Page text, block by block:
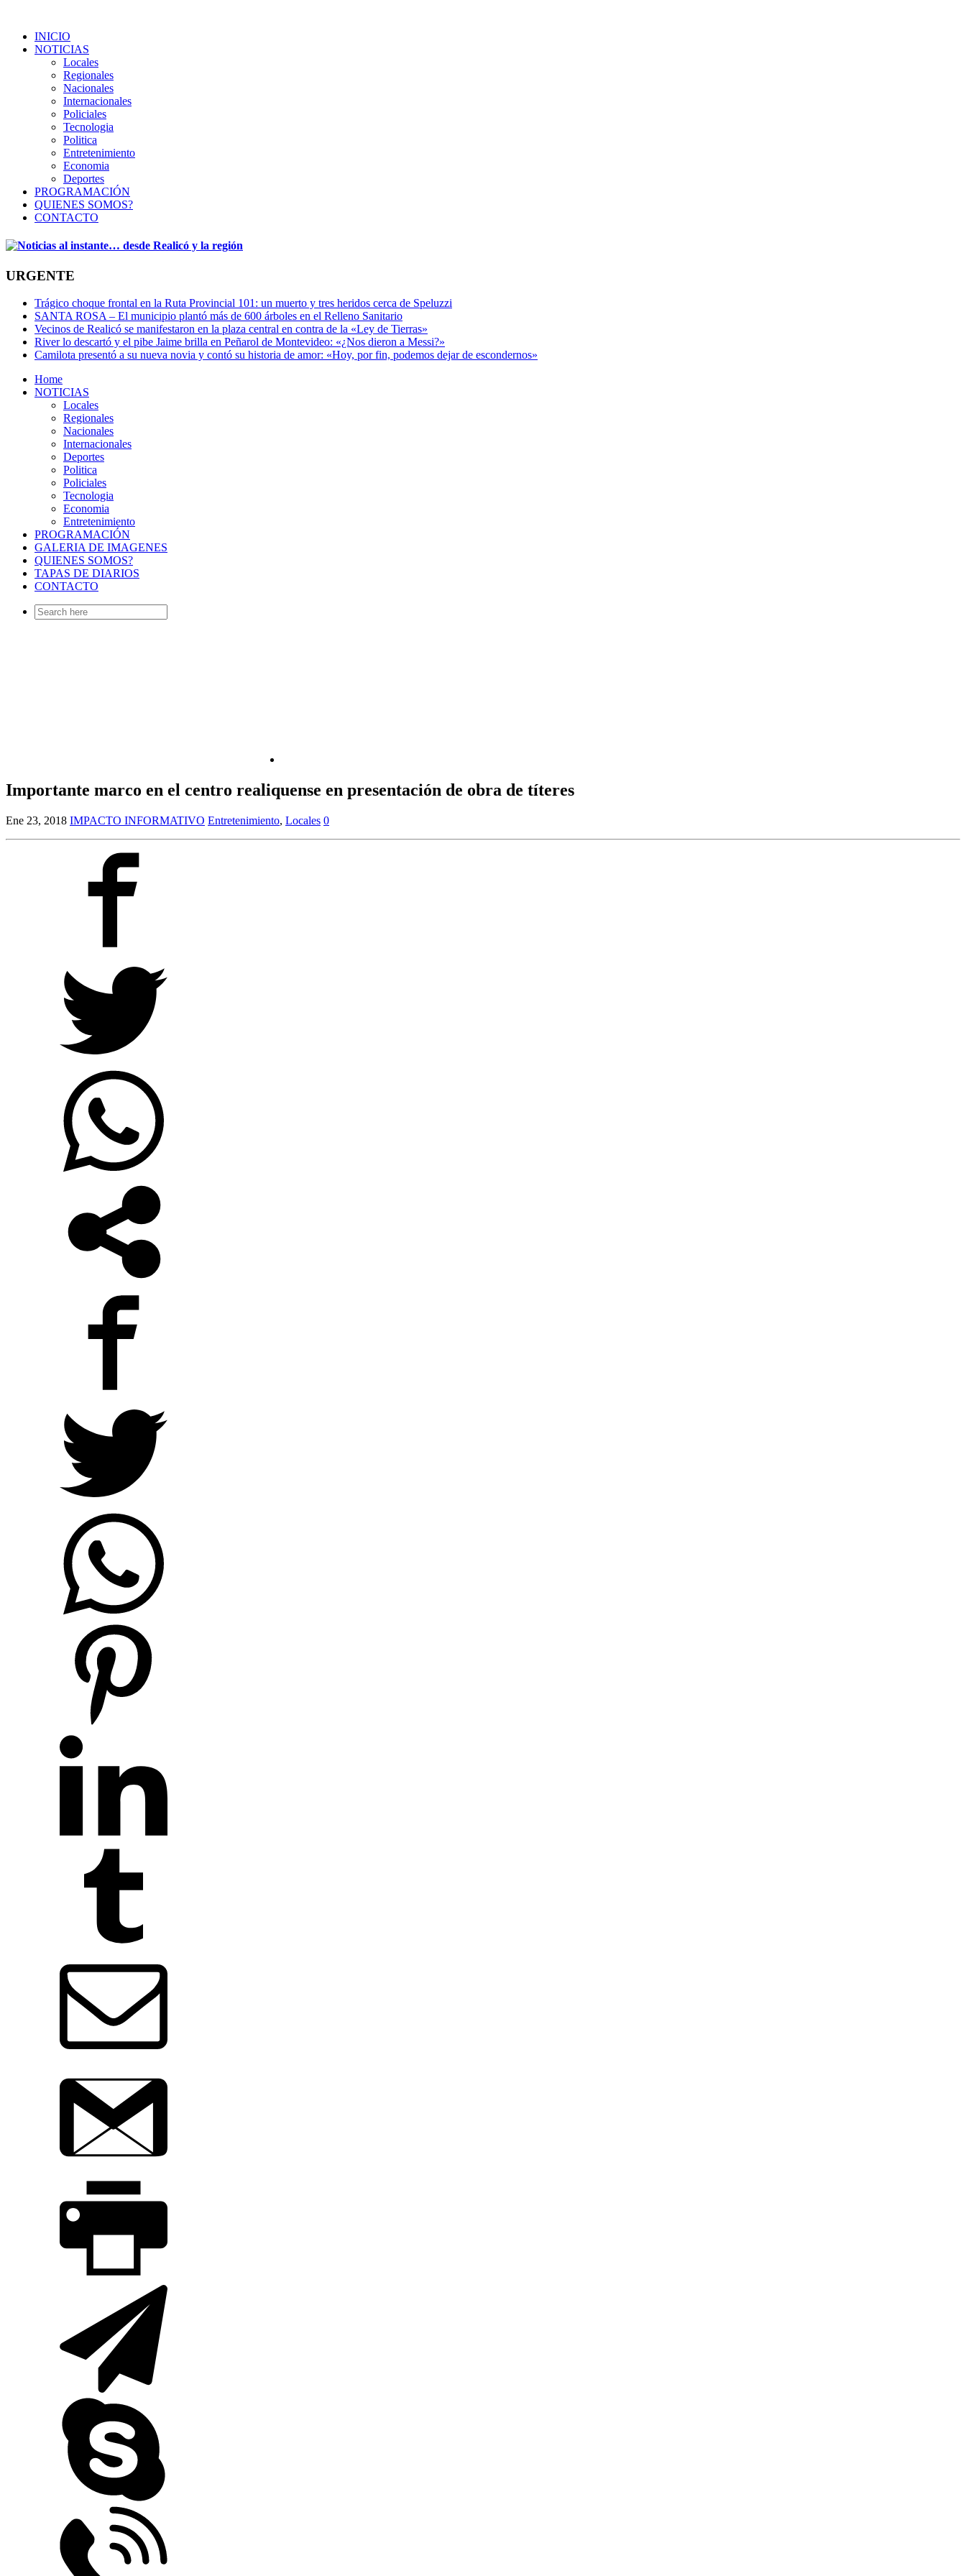
INICIO
NOTICIAS
Locales
Regionales
Nacionales
Internacionales
Policiales
Tecnologia
Politica
Entretenimiento
Economia
Deportes
PROGRAMACIÓN
QUIENES SOMOS?
CONTACTO
URGENTE
Trágico choque frontal en la Ruta Provincial 101: un muerto y tres heridos cerca de Speluzzi
SANTA ROSA – El municipio plantó más de 600 árboles en el Relleno Sanitario
Vecinos de Realicó se manifestaron en la plaza central en contra de la «Ley de Tierras»
River lo descartó y el pibe Jaime brilla en Peñarol de Montevideo: «¿Nos dieron a Messi?»
Camilota presentó a su nueva novia y contó su historia de amor: «Hoy, por fin, podemos dejar de escondernos»
Home
NOTICIAS
Locales
Regionales
Nacionales
Internacionales
Deportes
Politica
Policiales
Tecnologia
Economia
Entretenimiento
PROGRAMACIÓN
GALERIA DE IMAGENES
QUIENES SOMOS?
TAPAS DE DIARIOS
CONTACTO
Search
for:
Importante marco en el centro realiquense en presentación de obra de títeres
Ene 23, 2018 IMPACTO INFORMATIVO Entretenimiento, Locales 0